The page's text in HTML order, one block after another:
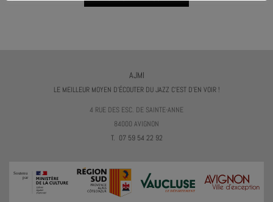
AJMI
LE MEILLEUR MOYEN D'ÉCOUTER DU JAZZ C'EST D'EN VOIR !
4 RUE DES ESC. DE SAINTE-ANNE
84000 AVIGNON
T. 07 59 54 22 92